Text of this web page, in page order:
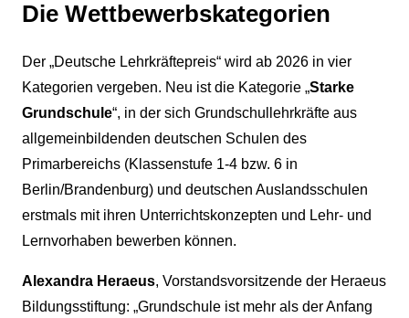
Die Wettbewerbskategorien
Der „Deutsche Lehrkräftepreis“ wird ab 2026 in vier
Kategorien vergeben. Neu ist die Kategorie „Starke
Grundschule“, in der sich Grundschullehrkräfte aus
allgemeinbildenden deutschen Schulen des
Primarbereichs (Klassenstufe 1-4 bzw. 6 in
Berlin/Brandenburg) und deutschen Auslandsschulen
erstmals mit ihren Unterrichtskonzepten und Lehr- und
Lernvorhaben bewerben können.
Alexandra Heraeus, Vorstandsvorsitzende der Heraeus
Bildungsstiftung: „Grundschule ist mehr als der Anfang